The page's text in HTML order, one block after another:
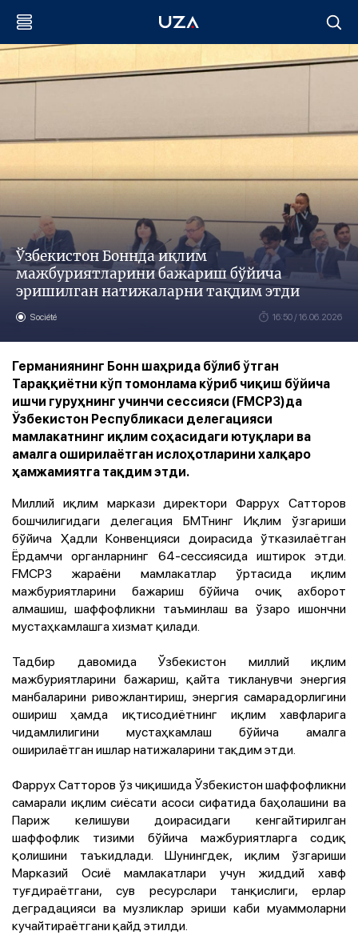
Ўзбекистон Боннда иқлим
мажбуриятларини бажариш бўйича
эришилган натижаларни тақдим этди
Société 16:50 / 16.06.2026
Германиянинг Бонн шаҳрида бўлиб ўтган
Тараққиётни кўп томонлама кўриб чиқиш бўйича
ишчи гуруҳнинг учинчи сессияси (FMCP3)да
Ўзбекистон Республикаси делегацияси
мамлакатнинг иқлим соҳасидаги ютуқлари ва
амалга оширилаётган ислоҳотларини халқаро
ҳамжамиятга тақдим этди.
Миллий иқлим маркази директори Фаррух Сатторов
бошчилигидаги делегация БМТнинг Иқлим ўзгариши
бўйича Ҳадли Конвенцияси доирасида ўтказилаётган
Ёрдамчи органларнинг 64-сессиясида иштирок этди.
FMCP3 жараёни мамлакатлар ўртасида иқлим
мажбуриятларини бажариш бўйича очиқ ахборот
алмашиш, шаффофликни таъминлаш ва ўзаро ишончни
мустаҳкамлашга хизмат қилади.
Тадбир давомида Ўзбекистон миллий иқлим
мажбуриятларини бажариш, қайта тикланувчи энергия
манбаларини ривожлантириш, энергия самарадорлигини
ошириш ҳамда иқтисодиётнинг иқлим хавфларига
чидамлилигини мустаҳкамлаш бўйича амалга
оширилаётган ишлар натижаларини тақдим этди.
Фаррух Сатторов ўз чиқишида Ўзбекистон шаффофликни
самарали иқлим сиёсати асоси сифатида баҳолашини ва
Париж келишуви доирасидаги кенгайтирилган
шаффофлик тизими бўйича мажбуриятларга содиқ
қолишини таъкидлади. Шунингдек, иқлим ўзгариши
Марказий Осиё мамлакатлари учун жиддий хавф
туғдираётгани, сув ресурслари танқислиги, ерлар
деградацияси ва музликлар эриши каби муаммоларни
кучайтираётгани қайд этилди.